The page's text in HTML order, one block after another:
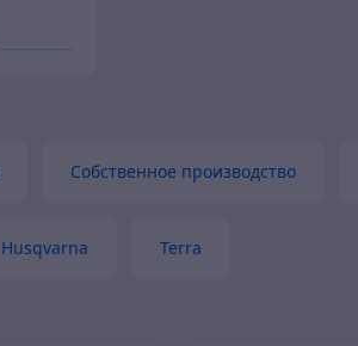
Собственное производство
Husqvarna Terra